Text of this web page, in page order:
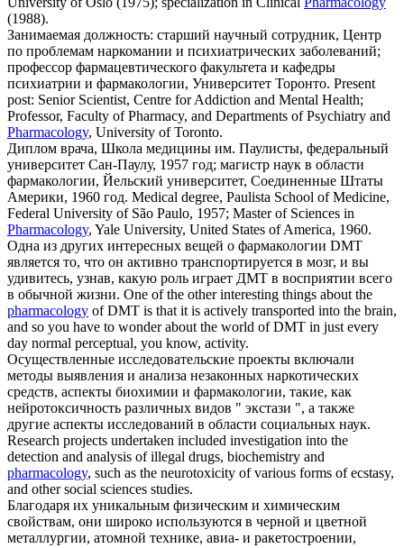
(1988).
Занимаемая должность: старший научный сотрудник, Центр
по проблемам наркомании и психиатрических заболеваний;
профессор фармацевтического факультета и кафедры
психиатрии и фармакологии, Университет Торонто. Present
post: Senior Scientist, Centre for Addiction and Mental Health;
Professor, Faculty of Pharmacy, and Departments of Psychiatry and
Pharmacology, University of Toronto.
Диплом врача, Школа медицины им. Паулисты, федеральный
университет Сан-Паулу, 1957 год; магистр наук в области
фармакологии, Йельский университет, Соединенные Штаты
Америки, 1960 год. Medical degree, Paulista School of Medicine,
Federal University of São Paulo, 1957; Master of Sciences in
Pharmacology, Yale University, United States of America, 1960.
Одна из других интересных вещей о фармакологии DMT
является то, что он активно транспортируется в мозг, и вы
удивитесь, узнав, какую роль играет ДМТ в восприятии всего
в обычной жизни. One of the other interesting things about the
pharmacology of DMT is that it is actively transported into the brain,
and so you have to wonder about the world of DMT in just every
day normal perceptual, you know, activity.
Осуществленные исследовательские проекты включали
методы выявления и анализа незаконных наркотических
средств, аспекты биохимии и фармакологии, такие, как
нейротоксичность различных видов " экстази ", а также
другие аспекты исследований в области социальных наук.
Research projects undertaken included investigation into the
detection and analysis of illegal drugs, biochemistry and
pharmacology, such as the neurotoxicity of various forms of ecstasy,
and other social sciences studies.
Благодаря их уникальным физическим и химическим
свойствам, они широко используются в черной и цветной
металлургии, атомной технике, авиа- и ракетостроении,